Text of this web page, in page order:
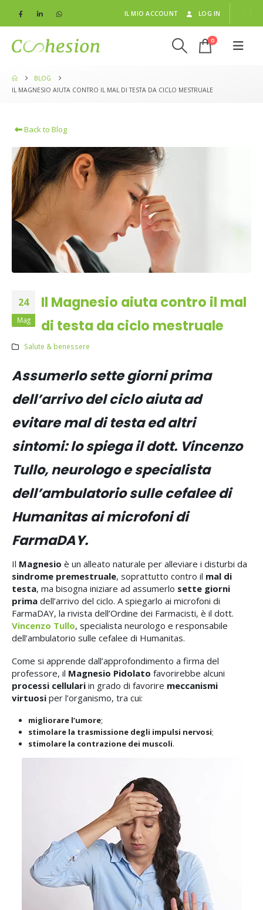
IL MIO ACCOUNT LOG IN
0
BLOG
IL MAGNESIO AIUTA CONTRO IL MAL DI TESTA DA CICLO MESTRUALE
Back to Blog
24
Mag
Il Magnesio aiuta contro il mal
di testa da ciclo mestruale
Salute & benessere
Assumerlo sette giorni prima
dell’arrivo del ciclo aiuta ad
evitare mal di testa ed altri
sintomi: lo spiega il dott. Vincenzo
Tullo, neurologo e specialista
dell’ambulatorio sulle cefalee di
Humanitas ai microfoni di
FarmaDAY.
Il Magnesio è un alleato naturale per alleviare i disturbi da
sindrome premestruale, soprattutto contro il mal di
testa, ma bisogna iniziare ad assumerlo sette giorni
prima dell’arrivo del ciclo. A spiegarlo ai microfoni di
FarmaDAY, la rivista dell’Ordine dei Farmacisti, è il dott.
Vincenzo Tullo, specialista neurologo e responsabile
dell’ambulatorio sulle cefalee di Humanitas.
Come si apprende dall’approfondimento a firma del
professore, il Magnesio Pidolato favorirebbe alcuni
processi cellulari in grado di favorire meccanismi
virtuosi per l’organismo, tra cui:
migliorare l’umore;
stimolare la trasmissione degli impulsi nervosi;
stimolare la contrazione dei muscoli.